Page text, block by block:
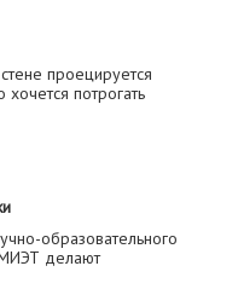
проецируется
потрогать
образовательного
делают